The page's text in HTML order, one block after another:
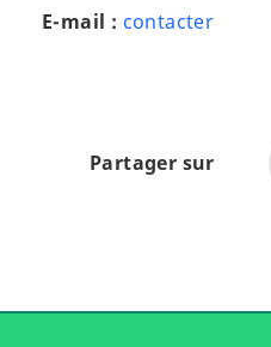
E-mail : contacterGabriel
Partager sur